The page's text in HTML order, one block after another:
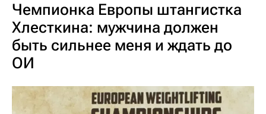
Чемпионка Европы штангистка
Хлесткина: мужчина должен
быть сильнее меня и ждать до
ОИ